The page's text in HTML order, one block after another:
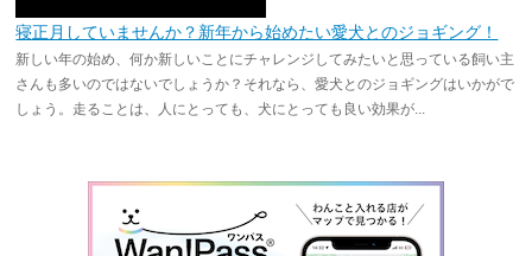
寝正月していませんか？新年から始めたい愛犬とのジョギング！
新しい年の始め、何か新しいことにチャレンジしてみたいと思っている飼い主
さんも多いのではないでしょうか？それなら、愛犬とのジョギングはいかがで
しょう。走ることは、人にとっても、犬にとっても良い効果が...